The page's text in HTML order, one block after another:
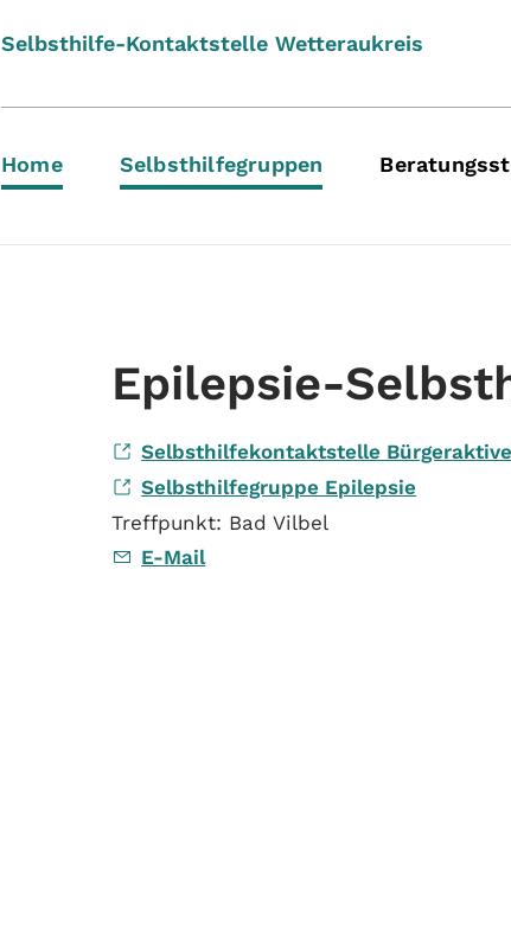
Selbsthilfe-Kontaktstelle Wetteraukreis
Home Selbsthilfegruppen
Epilepsie-
Selbsthilfekontaktstelle
Selbsthilfegruppe Epilepsie
Treffpunkt: Bad Vilbel
E-Mail